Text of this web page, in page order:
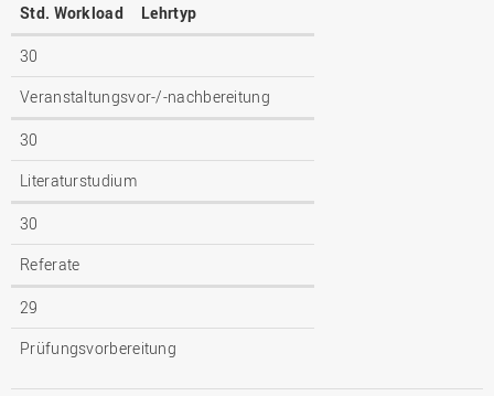
Std. Workload Lehrtyp
30
Veranstaltungsvor-/-nachbereitung
30
Literaturstudium
30
Referate
29
Prüfungsvorbereitung